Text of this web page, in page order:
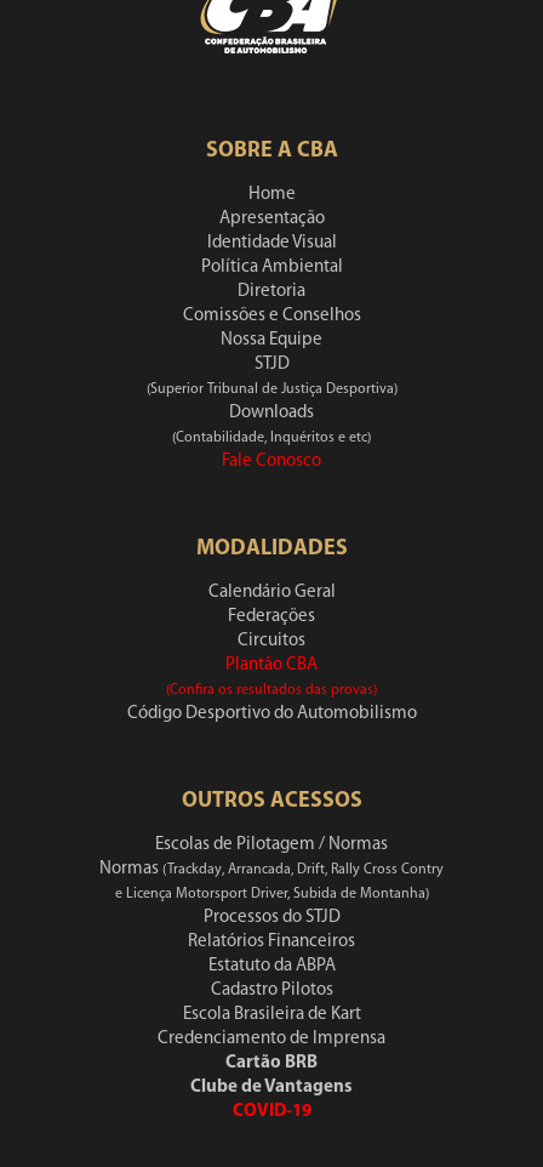
SOBRE A CBA
Home
Apresentação
Identidade Visual
Política Ambiental
Diretoria
Comissões e Conselhos
Nossa Equipe
STJD
(Superior Tribunal de Justiça Desportiva)
Downloads
(Contabilidade, Inquéritos e etc)
Fale Conosco
MODALIDADES
Calendário Geral
Federações
Circuitos
Plantão CBA
(Confira os resultados das provas)
Código Desportivo do Automobilismo
OUTROS ACESSOS
Escolas de Pilotagem / Normas
Normas (Trackday, Arrancada, Drift, Rally Cross Contry
e Licença Motorsport Driver, Subida de Montanha)
Processos do STJD
Relatórios Financeiros
Estatuto da ABPA
Cadastro Pilotos
Escola Brasileira de Kart
Credenciamento de Imprensa
Cartão BRB
Clube de Vantagens
COVID-19